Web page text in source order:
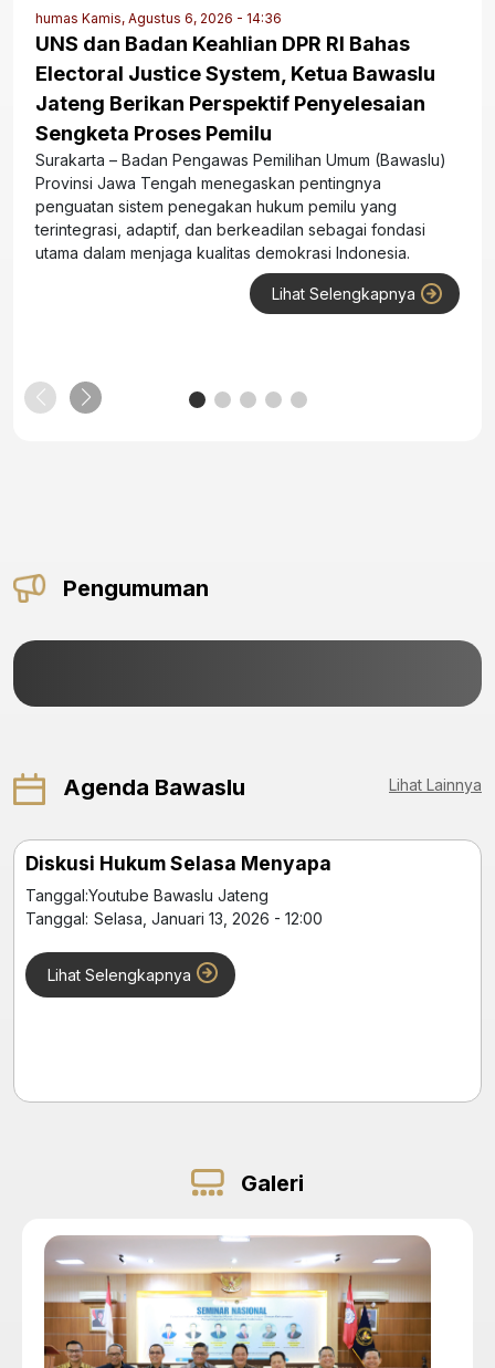
humas Kamis, Agustus 6, 2026 - 14:36
UNS dan Badan Keahlian DPR RI Bahas
Electoral Justice System, Ketua Bawaslu
Jateng Berikan Perspektif Penyelesaian
Sengketa Proses Pemilu
Surakarta – Badan Pengawas Pemilihan Umum (Bawaslu)
Provinsi Jawa Tengah menegaskan pentingnya
penguatan sistem penegakan hukum pemilu yang
terintegrasi, adaptif, dan berkeadilan sebagai fondasi
utama dalam menjaga kualitas demokrasi Indonesia.
Lihat Selengkapnya
Pengumuman
Agenda Bawaslu
Diskusi Hukum Selasa Menyapa
Tanggal:Youtube Bawaslu Jateng
Tanggal: Selasa, Januari 13, 2026 - 12:00
Lihat Selengkapnya
Lihat Lainnya
Galeri